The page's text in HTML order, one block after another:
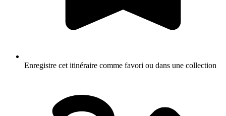
Enregistre cet itinéraire comme favori ou dans une collection